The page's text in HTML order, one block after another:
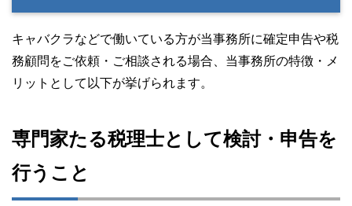
キャバクラなどで働いている方が当事務所に確定申告や税
務顧問をご依頼・ご相談される場合、当事務所の特徴・メ
リットとして以下が挙げられます。
専門家たる税理士として検討・申告を
行うこと